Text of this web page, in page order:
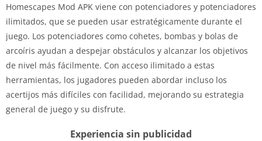
Homescapes Mod APK viene con potenciadores y potenciadores
ilimitados, que se pueden usar estratégicamente durante el
juego. Los potenciadores como cohetes, bombas y bolas de
arcoíris ayudan a despejar obstáculos y alcanzar los objetivos
de nivel más fácilmente. Con acceso ilimitado a estas
herramientas, los jugadores pueden abordar incluso los
acertijos más difíciles con facilidad, mejorando su estrategia
general de juego y su disfrute.
Experiencia sin publicidad